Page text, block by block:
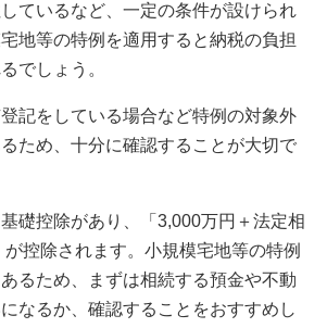
ているなど、一定の条件が設けられ
地等の特例を適用すると納税の負担
でしょう。
記をしている場合など特例の対象外
ため、十分に確認することが大切で
礎控除があり、「3,000万円＋法定相
控除されます。小規模宅地等の特例
るため、まずは相続する預金や不動
なるか、確認することをおすすめし